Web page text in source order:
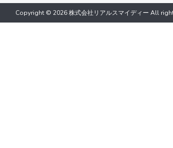
Copyright © 2026 株式会社リアルスマイディー All